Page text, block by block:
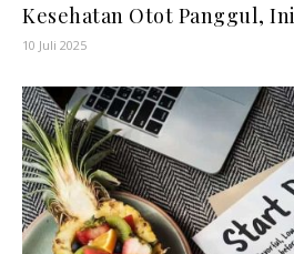
Kesehatan Otot Panggul,
10 Juli 2025